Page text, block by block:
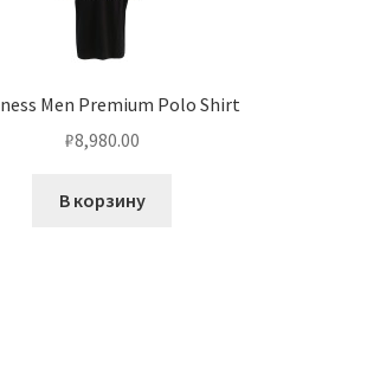
Men Premium Polo Shirt
₽8,980.00
В корзину